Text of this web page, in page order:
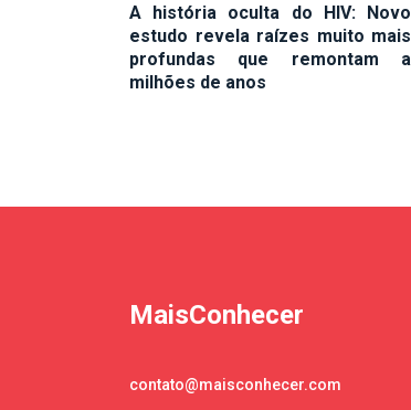
A história oculta do HIV: Novo
estudo revela raízes muito mais
profundas que remontam a
milhões de anos
MaisConhecer
contato@maisconhecer.com